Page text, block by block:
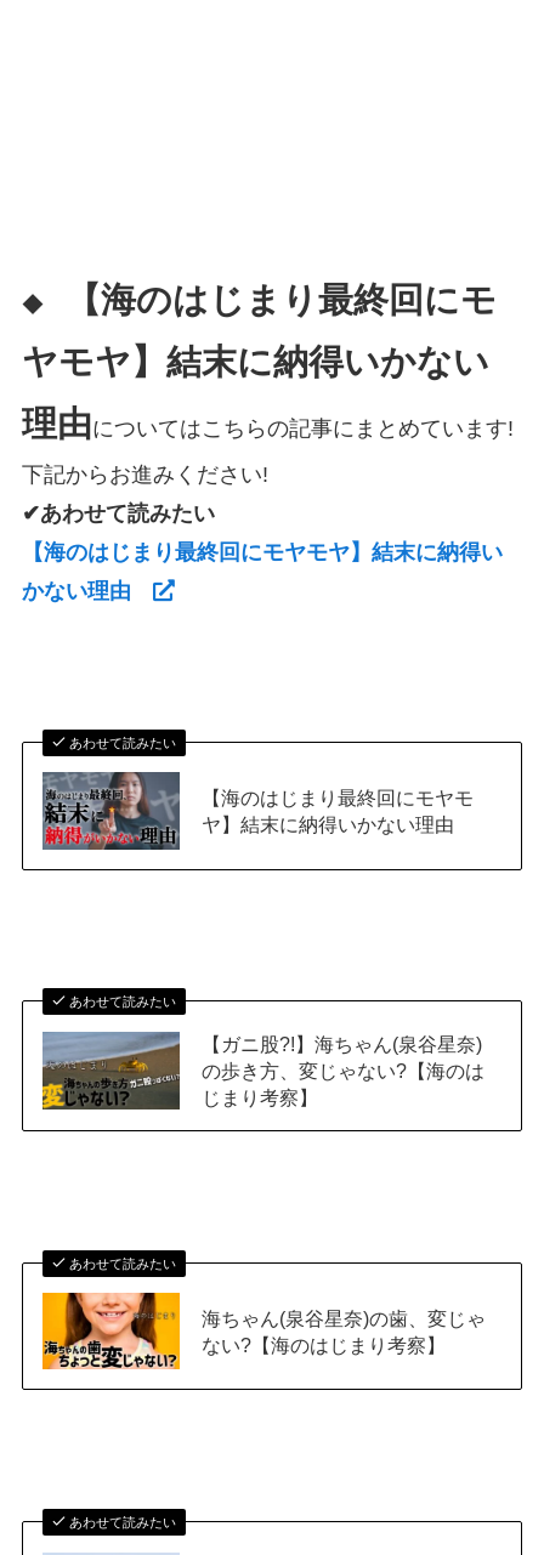
◆
【海のはじまり最終回にモ
ヤモヤ】結末に納得いかない
理由についてはこちらの記事にまとめています!
下記からお進みください!
✔あわせて読みたい
【海のはじまり最終回にモヤモヤ】結末に納得い
かない理由
あわせて読みたい
【海のはじまり最終回にモヤモ
ヤ】結末に納得いかない理由
あわせて読みたい
【ガニ股?!】海ちゃん(泉谷星奈)
の歩き方、変じゃない?【海のは
じまり考察】
あわせて読みたい
海ちゃん(泉谷星奈)の歯、変じゃ
ない?【海のはじまり考察】
あわせて読みたい